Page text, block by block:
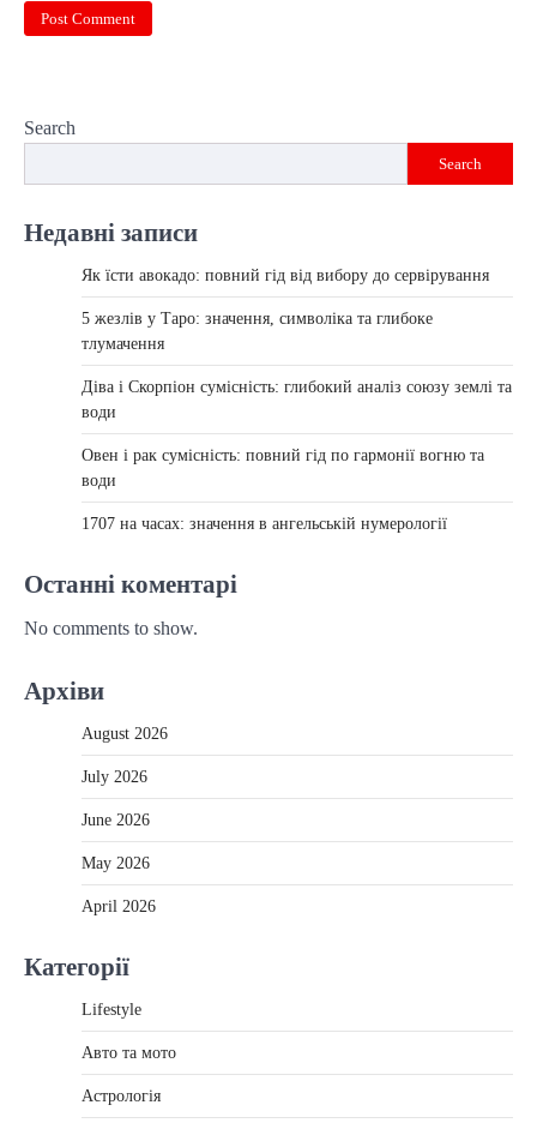
Search
Search
Недавні записи
Як їсти авокадо: повний гід від вибору до сервірування
5 жезлів у Таро: значення, символіка та глибоке
тлумачення
Діва і Скорпіон сумісність: глибокий аналіз союзу землі та
води
Овен і рак сумісність: повний гід по гармонії вогню та
води
1707 на часах: значення в ангельській нумерології
Останні коментарі
No comments to show.
Архіви
August 2026
July 2026
June 2026
May 2026
April 2026
Категорії
Lifestyle
Авто та мото
Астрологія